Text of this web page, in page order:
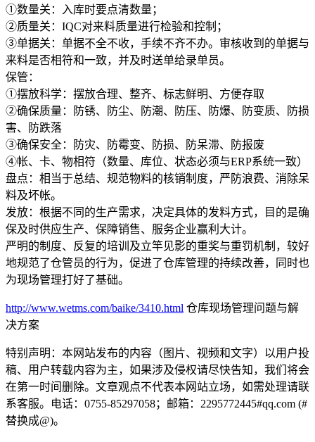
①数量关：入库时要点清数量；
②质量关：IQC对来料质量进行检验和控制；
③单据关：单据不全不收，手续不齐不办。审核收到的单据与
来料是否相符和一致，并及时送单给录单员。
保管：
①摆放科学：摆放合理、整齐、标志鲜明、方便存取
②确保质量：防锈、防尘、防潮、防压、防爆、防变质、防损
害、防跌落
③确保安全：防灾、防霉变、防损、防呆滞、防报废
④帐、卡、物相符（数量、库位、状态必须与ERP系统一致）
盘点：相当于总结、规范物料的核销制度，严防浪费、消除呆
料及坏帐。
发放：根据不同的生产需求，决定具体的发料方式，目的是确
保及时供应生产、保障销售、服务企业赢利大计。
严明的制度、反复的培训及立竿见影的重奖与重罚机制，较好
地规范了仓管员的行为，促进了仓库管理的持续改善，同时也
为现场管理打好了基础。
http://www.wetms.com/baike/3410.html 仓库现场管理问题与解
决方案
特别声明：本网站发布的内容（图片、视频和文字）以用户投
稿、用户转载内容为主，如果涉及侵权请尽快告知，我们将会
在第一时间删除。文章观点不代表本网站立场，如需处理请联
系客服。电话：0755-85297058；邮箱：2295772445#qq.com (#
替换成@)。